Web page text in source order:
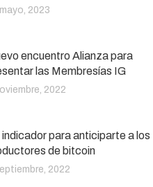
2023
encuentro Alianza para
las Membresías IG
2022
indicador para anticiparte a los
de bitcoin
2022